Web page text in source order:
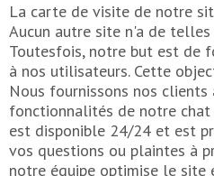
La carte de visite de notre
Aucun autre site n'a de
Toutesfois, notre but est de
à nos utilisateurs. Cette
Nous fournissons nos
fonctionnalités de notre
est disponible 24/24 et est
vos questions ou plaintes à
notre équipe optimise le